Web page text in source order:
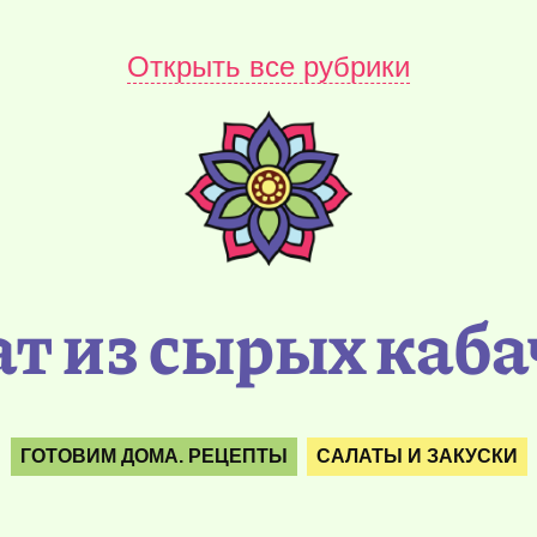
Открыть все рубрики
из сырых
ГОТОВИМ ДОМА. РЕЦЕПТЫ САЛАТЫ И ЗАКУСКИ